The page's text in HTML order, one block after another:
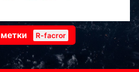
R-facror